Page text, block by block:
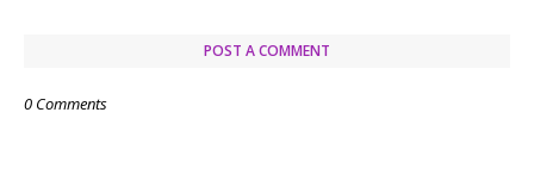
POST A COMMENT
0 Comments